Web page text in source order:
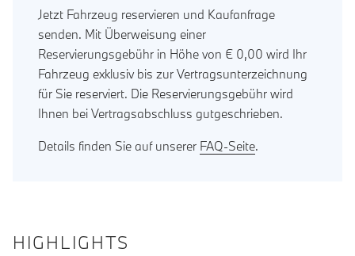
Jetzt Fahrzeug reservieren und Kaufanfrage
senden. Mit Überweisung einer
Reservierungsgebühr in Höhe von € 0,00 wird Ihr
Fahrzeug exklusiv bis zur Vertragsunterzeichnung
für Sie reserviert. Die Reservierungsgebühr wird
Ihnen bei Vertragsabschluss gutgeschrieben.
Details finden Sie auf unserer FAQ-Seite.
HIGHLIGHTS